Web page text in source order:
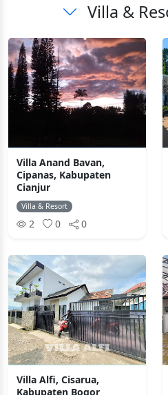
Villa &
Villa Anand Bavan,
Cipanas, Kabupaten
Cianjur
Villa & Resort
2 0 0
Villa Alfi, Cisarua,
Kabupaten Bogor